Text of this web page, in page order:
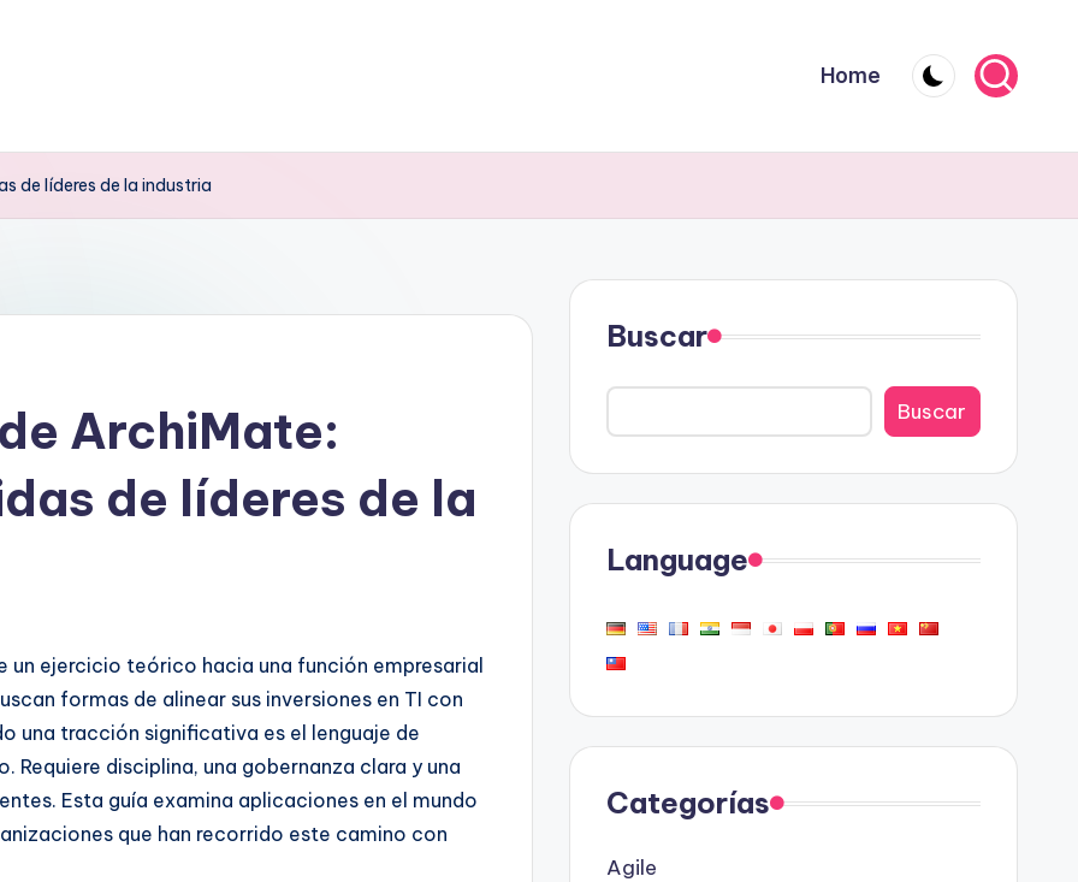
Home
de líderes de la industria
ArchiMate:
de líderes de la
ejercicio teórico hacia una función empresarial
formas de alinear sus inversiones en TI con
una tracción significativa es el lenguaje de
disciplina, una gobernanza clara y una
Esta guía examina aplicaciones en el mundo
que han recorrido este camino con
Buscar
Buscar
Language
Categorías
Agile